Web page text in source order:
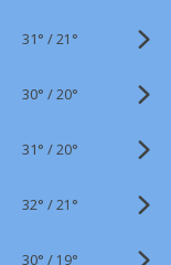
31° /21°
30° /20°
31° /20°
32° /21°
30° / 19°